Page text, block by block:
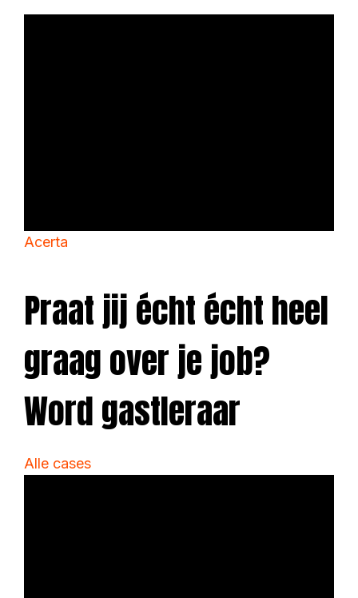
Acerta
Praat jij écht écht heel
graag over je job?
Word gastleraar
Alle cases